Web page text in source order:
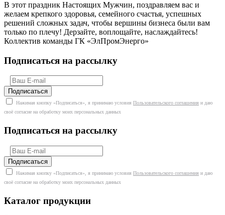
В этот праздник Настоящих Мужчин, поздравляем вас и
желаем крепкого здоровья, семейного счастья, успешных
решений сложных задач, чтобы вершины бизнеса были вам
только по плечу! Дерзайте, воплощайте, наслаждайтесь!
Коллектив команды ГК «ЭлПромЭнерго»
Подписаться на рассылку
Нажимая кнопку «Подписаться», я принимаю условия Пользовательского соглашения и даю
своё согласие на обработку моих персональных данных
Подписаться на рассылку
Нажимая кнопку «Подписаться», я принимаю условия Пользовательского соглашения и даю
своё согласие на обработку моих персональных данных
Каталог продукции